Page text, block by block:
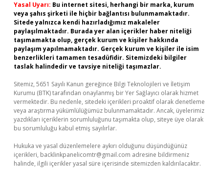
Yasal Uyarı: Bu internet sitesi, herhangi bir marka, kurum
veya şahıs şirketi ile hiçbir bağlantısı bulunmamaktadır.
Sitede yalnızca kendi hazırladığımız makaleler
paylaşılmaktadır. Burada yer alan içerikler haber niteliği
taşımamakta olup, gerçek kurum ve kişiler hakkında
paylaşım yapılmamaktadır. Gerçek kurum ve kişiler ile isim
benzerlikleri tamamen tesadüfidir. Sitemizdeki bilgiler
taslak halindedir ve tavsiye niteliği taşımazlar.
Sitemiz, 5651 Sayılı Kanun gereğince Bilgi Teknolojileri ve İletişim
Kurumu (BTK) tarafından onaylanmış bir Yer Sağlayıcı olarak hizmet
vermektedir. Bu nedenle, sitedeki içerikleri proaktif olarak denetleme
veya araştırma yükümlülüğümüz bulunmamaktadır. Ancak, üyelerimiz
yazdıkları içeriklerin sorumluluğunu taşımakta olup, siteye üye olarak
bu sorumluluğu kabul etmiş sayılırlar.
Hukuka ve yasal düzenlemelere aykırı olduğunu düşündüğünüz
içerikleri, backlinkpanelicomtr@gmail.com adresine bildirmeniz
halinde, ilgili içerikler yasal süre içerisinde sitemizden kaldırılacaktır.